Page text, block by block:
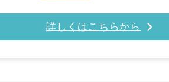
詳しくはこちらから